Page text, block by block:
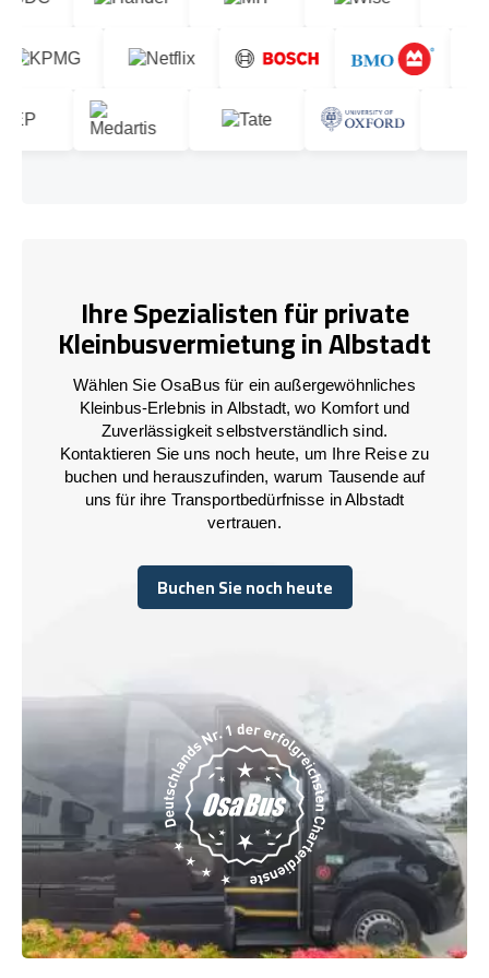
Ihre Spezialisten für private
Kleinbusvermietung in Albstadt
Wählen Sie OsaBus für ein außergewöhnliches
Kleinbus-Erlebnis in Albstadt, wo Komfort und
Zuverlässigkeit selbstverständlich sind.
Kontaktieren Sie uns noch heute, um Ihre Reise zu
buchen und herauszufinden, warum Tausende auf
uns für ihre Transportbedürfnisse in Albstadt
vertrauen.
Buchen Sie noch heute
Buchen Sie noch heute